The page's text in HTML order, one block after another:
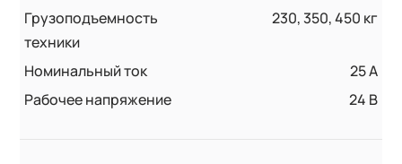
Грузоподъемность
техники
230, 350, 450 кг
Номинальный ток
25 А
Рабочее напряжение
24 В